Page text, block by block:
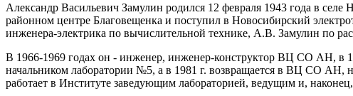
Александр Васильевич Замулин родился 12 февраля 1943 года в
районном центре Благовещенка и поступил в Новосибирский
инженера-электрика по вычислительной технике, А.В. Замулин по
В 1966-1969 годах он - инженер, инженер-конструктор ВЦ СО АН, в
начальником лаборатории №5, а в 1981 г. возвращается в ВЦ СО АН,
работает в Институте заведующим лабораторией, ведущим и,